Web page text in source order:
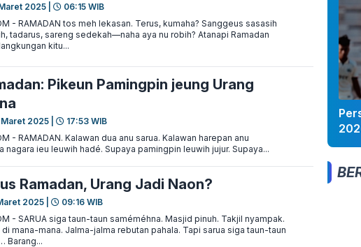
2025 |
06:15 WIB
- RAMADAN tos meh lekasan. Terus, kumaha? Sanggeus sasasih
tadarus, sareng sedekah—naha aya nu robih? Atanapi Ramadan
kitu...
Pikeun Pamingpin jeung Urang
2025 |
17:53 WIB
- RAMADAN. Kalawan dua anu sarua. Kalawan harepan anu
nagara ieu leuwih hadé. Supaya pamingpin leuwih jujur. Supaya...
Ramadan, Urang Jadi Naon?
2025 |
09:16 WIB
- SARUA siga taun-taun saméméhna. Masjid pinuh. Takjil nyampak.
mana-mana. Jalma-jalma rebutan pahala. Tapi sarua siga taun-taun
Barang...